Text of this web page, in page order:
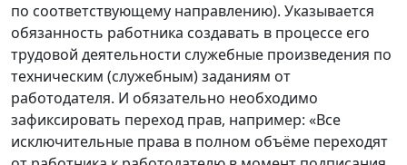
по соответствующему направлению). Указывается
обязанность работника создавать в процессе его
трудовой деятельности служебные произведения по
техническим (служебным) заданиям от
работодателя. И обязательно необходимо
зафиксировать переход прав, например: «Все
исключительные права в полном объёме переходят